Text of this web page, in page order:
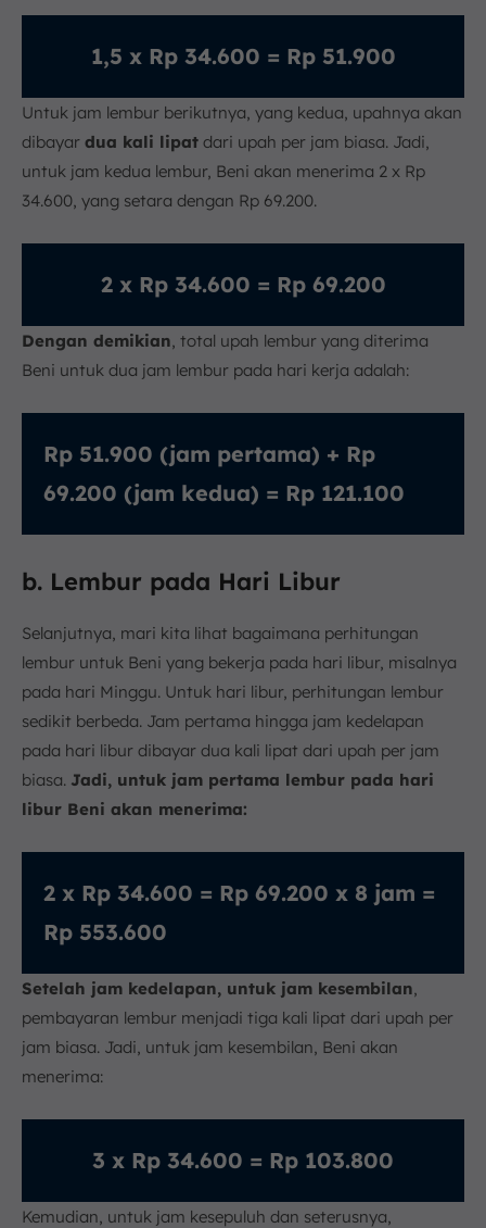
1,5 x Rp 34.600 = Rp 51.900
Untuk jam lembur berikutnya, yang kedua, upahnya akan
dibayar dua kali lipat dari upah per jam biasa. Jadi,
untuk jam kedua lembur, Beni akan menerima 2 x Rp
34.600, yang setara dengan Rp 69.200.
2 x Rp 34.600 = Rp 69.200
Dengan demikian , total upah lembur yang diterima
Beni untuk dua jam lembur pada hari kerja adalah:
Rp 51.900 (jam pertama) + Rp
69.200 (jam kedua) = Rp 121.100
b. Lembur pada Hari Libur
Selanjutnya, mari kita lihat bagaimana perhitungan
lembur untuk Beni yang bekerja pada hari libur, misalnya
pada hari Minggu. Untuk hari libur, perhitungan lembur
sedikit berbeda. Jam pertama hingga jam kedelapan
pada hari libur dibayar dua kali lipat dari upah per jam
biasa. Jadi, untuk jam pertama lembur pada hari
libur Beni akan menerima:
2 x Rp 34.600 = Rp 69.200 x 8 jam =
Rp 553.600
Setelah jam kedelapan, untuk jam kesembilan
pembayaran lembur menjadi tiga kali lipat dari upah per
jam biasa. Jadi, untuk jam kesembilan, Beni akan
menerima:
3 x Rp 34.600 = Rp 103.800
Kemudian, untuk jam kesepuluh dan seterusnya,